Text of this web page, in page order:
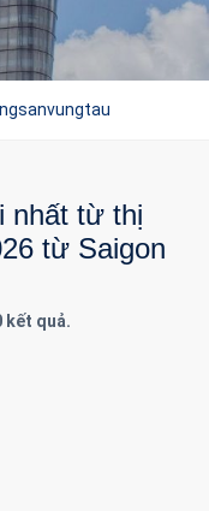
nhất từ thị
từ Saigon
kết quả.